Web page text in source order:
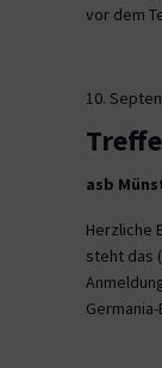
vor dem
10.
asb
Herzliche
steht das